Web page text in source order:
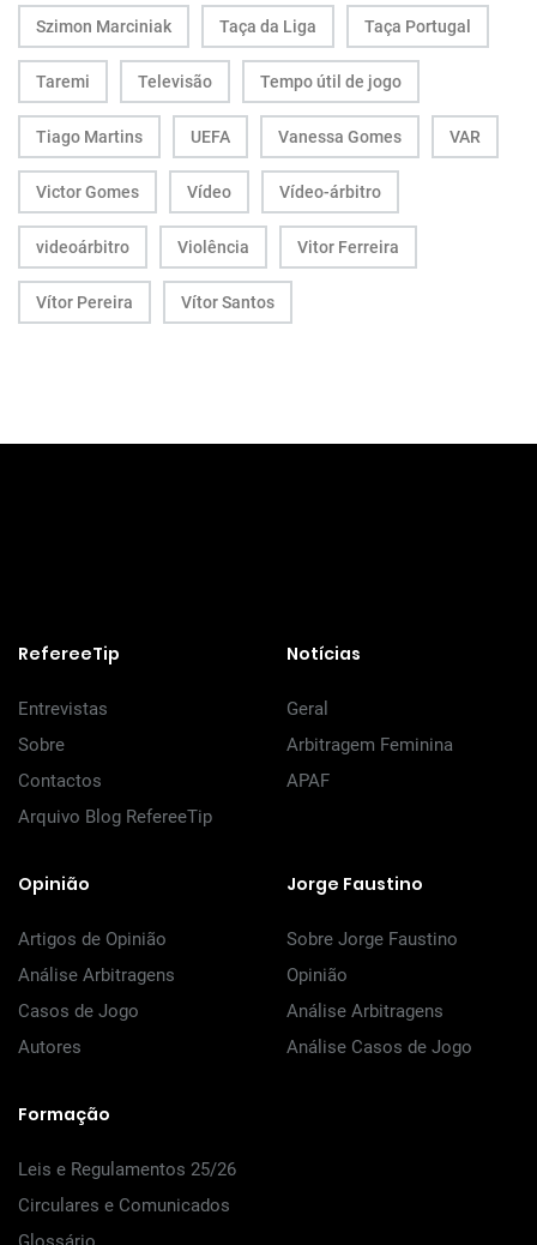
Szimon Marciniak Taça da Liga Taça Portugal
Taremi Televisão Tempo útil de jogo
Tiago Martins UEFA Vanessa Gomes VAR
Victor Gomes Vídeo Vídeo-árbitro
videoárbitro Violência Vitor Ferreira
Vítor Pereira Vítor Santos
RefereeTip
Entrevistas
Sobre
Contactos
Arquivo Blog RefereeTip
Notícias
Geral
Arbitragem Feminina
APAF
Opinião
Artigos de Opinião
Análise Arbitragens
Casos de Jogo
Autores
Jorge Faustino
Sobre Jorge Faustino
Opinião
Análise Arbitragens
Análise Casos de Jogo
Formação
Leis e Regulamentos 25/26
Circulares e Comunicados